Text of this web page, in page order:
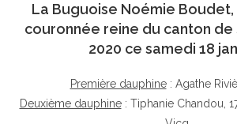
La Buguoise Noémie Boudet
couronnée reine du canton de
2020 ce samedi 18
Première dauphine: Agathe
Deuxième dauphine: Tiphanie Chandou,